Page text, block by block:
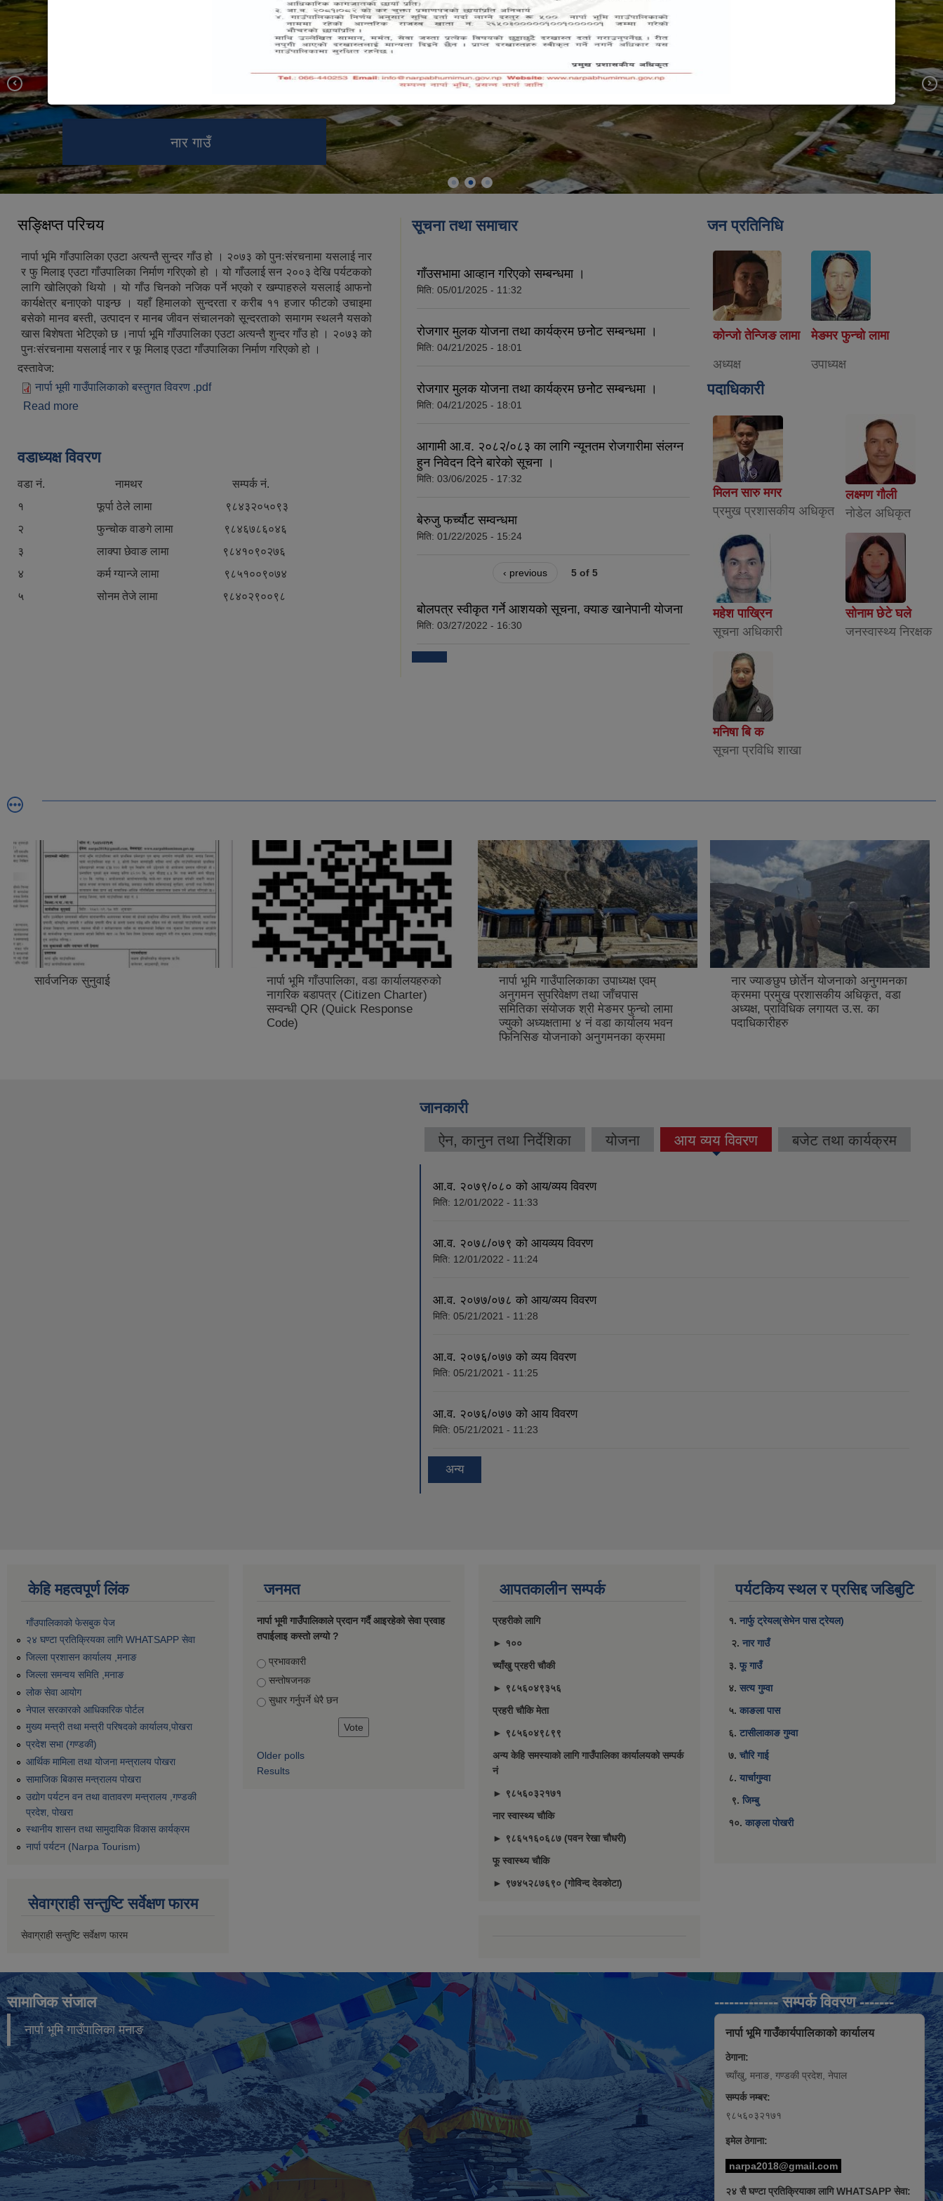
नार गाउँ
सङ्क्षिप्त परिचय
नार्पा भूमि गाँउपालिका एउटा अत्यन्तै सुन्दर गाँउ हो । २०७३ को पुनःसंरचनामा यसलाई नार
र फु मिलाइ एउटा गाँउपालिका निर्माण गरिएको हो । यो गाँउलाई सन २००३ देखि पर्यटकको
लागि खोलिएको थियो । यो गाँउ चिनको नजिक पर्ने भएको र खम्पाहरुले यसलाई आफनो
कार्यक्षेत्र बनाएको पाइन्छ । यहाँ हिमालको सुन्दरता र करीब ११ हजार फीटको उचाइमा
बसेको मानव बस्ती, उत्पादन र मानब जीवन संचालनको सून्दरताको समागम स्थलनै यसको
खास बिशेषता भेटिएको छ ।नार्पा भूमि गाँउपालिका एउटा अत्यन्तै शुन्दर गाँउ हो । २०७३ को
पुनःसंरचनामा यसलाई नार र फू मिलाइ एउटा गाँउपालिका निर्माण गरिएको हो ।
दस्तावेज:
नार्पा भूमी गाउँपालिकाको बस्तुगत विवरण .pdf
Read more
वडाध्यक्ष विवरण
वडा नं. नामथर सम्पर्क नं.
१ फूर्पा ठेले लामा ९८४३२०५०९३
२ फुन्चोक वाङगे लामा ९८४६७८६०४६
३ लाक्पा छेवाङ लामा ९८४१०९०२७६
४ कर्म ग्यान्जे लामा ९८५१००९०७४
५ सोनम तेजे लामा ९८४०२९००९८
सूचना तथा समाचार
गाँउसभामा आव्हान गरिएको सम्बन्धमा ।
मिति: 05/01/2025 - 11:32
राेजगार मुलक याेजना तथा कार्यक्रम छनाेेट सम्बन्धमा ।
मिति: 04/21/2025 - 18:01
राेजगार मुलक याेजना तथा कार्यक्रम छनाेेट सम्बन्धमा ।
मिति: 04/21/2025 - 18:01
आगामी आ.व. २०८२/०८३ का लागि न्यूनतम रोजगारीमा संलग्न
हुन निवेदन दिने बारेको सूचना ।
मिति: 03/06/2025 - 17:32
बेरुजु फर्च्यौट सम्वन्धमा
मिति: 01/22/2025 - 15:24
‹ previous 5 of 5
बोलपत्र स्वीकृत गर्ने आशयको सूचना, क्याङ खानेपानी योजना
मिति: 03/27/2022 - 16:30
जन प्रतिनिधि
कोन्जो तेन्जिङ लामा
अध्यक्ष
मेङमर फुन्चो लामा
उपाध्यक्ष
पदाधिकारी
मिलन सारु मगर
प्रमुख प्रशासकीय अधिकृत
लक्ष्मण गौली
नाेडेल अधिकृत
महेश पाख्रिन
सूचना अधिकारी
सोनाम छेटे घले
जनस्वास्थ्य निरक्षक
मनिषा बि क
सूचना प्रविधि शाखा
सार्वजनिक सुनुवाई
नार्पा भूमि गाँउपालिका, वडा कार्यालयहरुको
नागरिक बडापत्र (Citizen Charter)
सम्वन्धी QR (Quick Response
Code)
नार्पा भूमि गाउँपालिकाका उपाध्यक्ष एवम्
अनुगमन सुपरिवेक्षण तथा जाँचपास
समितिका संयोजक श्री मेङमर फुन्चो लामा
ज्युको अध्यक्षतामा ४ नं वडा कार्यालय भवन
फिनिसिङ योजनाको अनुगमनका क्रममा
नार ज्याङछुप छोर्तेन योजनाको अनुगमनका
क्रममा प्रमुख प्रशासकीय अधिकृत, वडा
अध्यक्ष, प्राविधिक लगायत उ.स. का
पदाधिकारीहरु
जानकारी
ऐन, कानुन तथा निर्देशिका योजना आय व्यय विवरण
(active tab) बजेट तथा कार्यक्रम
आ.व. २०७९/०८० को आय/व्यय विवरण
मिति: 12/01/2022 - 11:33
आ.व. २०७८/०७९ को आयव्यय विवरण
मिति: 12/01/2022 - 11:24
आ.व. २०७७/०७८ को आय/व्यय विवरण
मिति: 05/21/2021 - 11:28
आ.व. २०७६/०७७ को व्यय विवरण
मिति: 05/21/2021 - 11:25
आ.व. २०७६/०७७ को आय विवरण
मिति: 05/21/2021 - 11:23
अन्य
केहि महत्वपूर्ण लिंक
गाँउपालिकाको फेसबुक पेज
२४ घण्टा प्रतिक्रियका लागि WHATSAPP सेवा
जिल्ला प्रशासन कार्यालय ,मनाङ
जिल्ला समन्वय समिति ,मनाङ
लोक सेवा आयोग
नेपाल सरकारको आधिकारिक पोर्टल
मुख्य मन्त्री तथा मन्त्री परिषदको कार्यालय,पोखरा
प्रदेश सभा (गण्डकी)
आर्थिक मामिला तथा योजना मन्त्रालय पोखरा
सामाजिक बिकास मन्त्रालय पोखरा
उद्योग पर्यटन वन तथा वातावरण मन्त्रालय ,गण्डकी
प्रदेश, पोखरा
स्थानीय शासन तथा सामुदायिक विकास कार्यक्रम
नार्पा पर्यटन (Narpa Tourism)
सेवाग्राही सन्तुष्टि सर्वेक्षण फारम
सेवाग्राही सन्तुष्टि सर्वेक्षण फारम
जनमत
नार्पा भूमी गाउँपालिकाले प्रदान गर्दै आइरहेको सेवा प्रवाह
तपाईलाइ कस्तो लग्यो ?
Choices
प्रभावकारी
सन्तोषजनक
सुधार गर्नुपर्ने धेरै छन
Older polls
Results
आपतकालीन सम्पर्क
प्रहरीकाे लागि
► १००
च्याँखु प्रहरी चाैकी
► ९८५६०४९३५६
प्रहरी चौकि मेता
► ९८५६०४९८९९
अन्य केहि समस्याको लागि गाउँपालिका कार्यालयको सम्पर्क
नं
► ९८५६०३२१७१
नार स्वास्थ्य चौकि
► ९८६५१६०६८७ (पवन रेखा चौधरी)
फू स्वास्थ्य चौकि
► ९७४५२८७६९० (गोविन्द देवकोटा)
पर्यटकिय स्थल र प्रसिद्द जडिबुटि
१. नार्फु ट्रेयल(सेभेन पास ट्रेयल)
२. नार गाउँ
३. फू गाउँ
४. सत्य गुम्वा
५. काङला पास
६. टासीलाकाङ गुम्वा
७. चौरि गाई
८. यार्चागुम्वा
९. जिम्बु
१०. काङ्ला पोखरी
सामाजिक संजाल
नार्पा भूमि गाउँपालिका मनाङ
------------- सम्पर्क विवरण -------
नार्पा भूमि गाउँकार्यपालिकाको कार्यालय
ठेगाना:
च्याँखु, मनाङ, गण्डकी प्रदेश, नेपाल
सम्पर्क नम्बर:
९८५६०३२१७१
इमेल ठेगाना:
narpa2018@gmail.com
२४ सै घण्टा प्रतिक्रियाका लागि WHATSAPP सेवा: